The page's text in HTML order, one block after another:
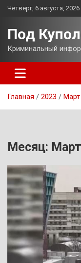
Перейти
Четверг, 6 августа, 2026
Под
Криминальный
Главная 2023 Март
Месяц: